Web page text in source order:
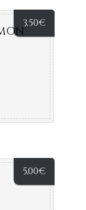
3,50€
5,00€